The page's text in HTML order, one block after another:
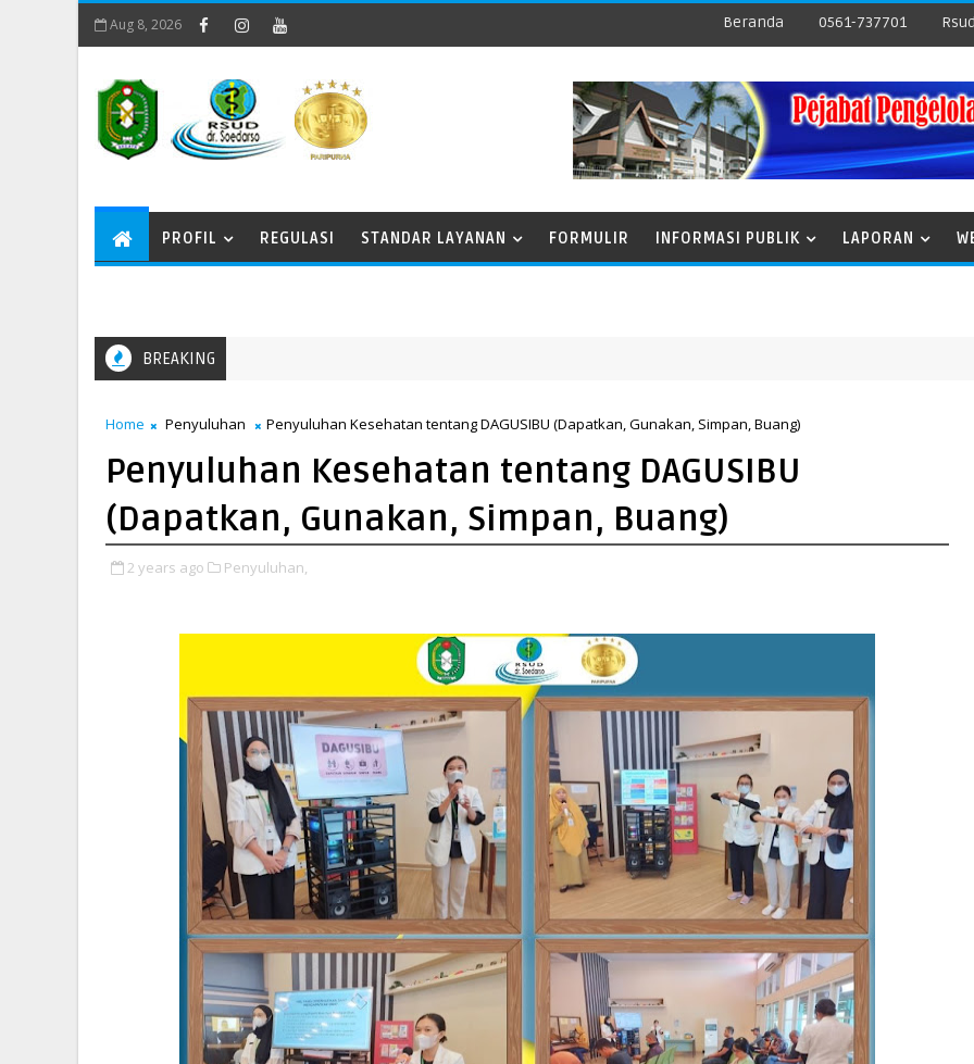
Aug 8, 2026 Beranda 0561-737701
PROFIL REGULASI STANDAR LAYANAN FORMULIR INFORMASI PUBLIK LAPORAN
BREAKING
Home Penyuluhan Penyuluhan Kesehatan tentang DAGUSIBU (Dapatkan, Gunakan, Simpan, Buang)
Penyuluhan Kesehatan tentang DAGUSIBU
(Dapatkan, Gunakan, Simpan, Buang)
2 years ago Penyuluhan,